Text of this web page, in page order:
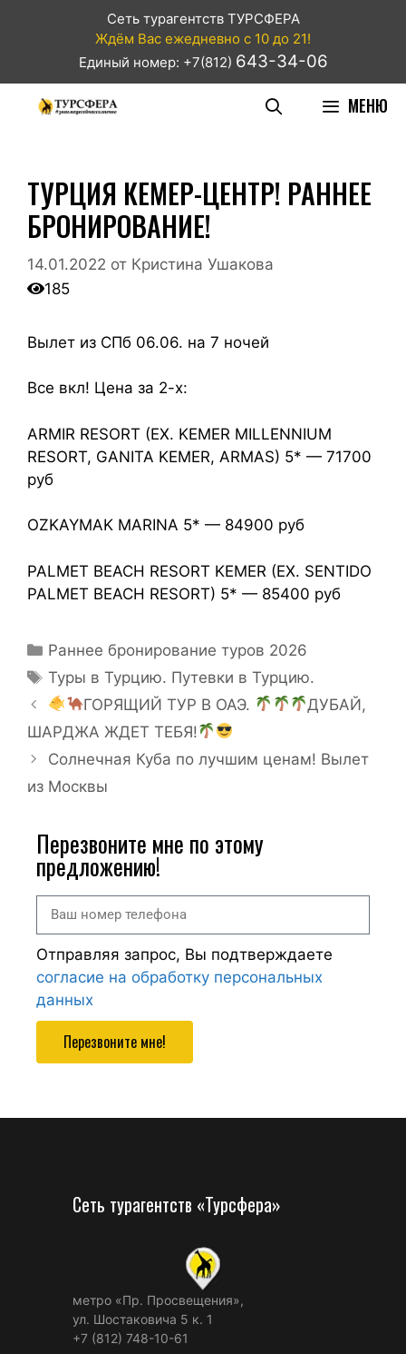
Сеть турагентств ТУРСФЕРА
Ждём Вас ежедневно с 10 до 21!
Единый номер: +7(812) 643-34-06
МЕНЮ
ТУРЦИЯ КЕМЕР-ЦЕНТР! РАННЕЕ
БРОНИРОВАНИЕ!
14.01.2022 от Кристина Ушакова
185
Вылет из СПб 06.06. на 7 ночей
Все вкл! Цена за 2-х:
ARMIR RESORT (EX. KEMER MILLENNIUM
RESORT, GANITA KEMER, ARMAS) 5* — 71700
руб
OZKAYMAK MARINA 5* — 84900 руб
PALMET BEACH RESORT KEMER (EX. SENTIDO
PALMET BEACH RESORT) 5* — 85400 руб
Раннее бронирование туров 2026
Туры в Турцию. Путевки в Турцию.
ГОРЯЩИЙ ТУР В ОАЭ.
ДУБАЙ,
ШАРДЖА ЖДЕТ ТЕБЯ!
Солнечная Куба по лучшим ценам! Вылет
из Москвы
Перезвоните мне по этому
предложению!
Отправляя запрос, Вы подтверждаете
согласие на обработку персональных
данных
Перезвоните мне!
Сеть турагентств «Турсфера»
метро «Пр. Просвещения»,
ул. Шостаковича 5 к. 1
+7 (812) 748-10-61